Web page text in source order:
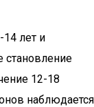
14 лет и
становление
12-18
наблюдается